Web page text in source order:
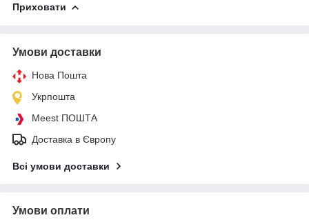
Приховати
Умови доставки
Нова Пошта
Укрпошта
Meest ПОШТА
Доставка в Європу
Всі умови доставки
Умови оплати